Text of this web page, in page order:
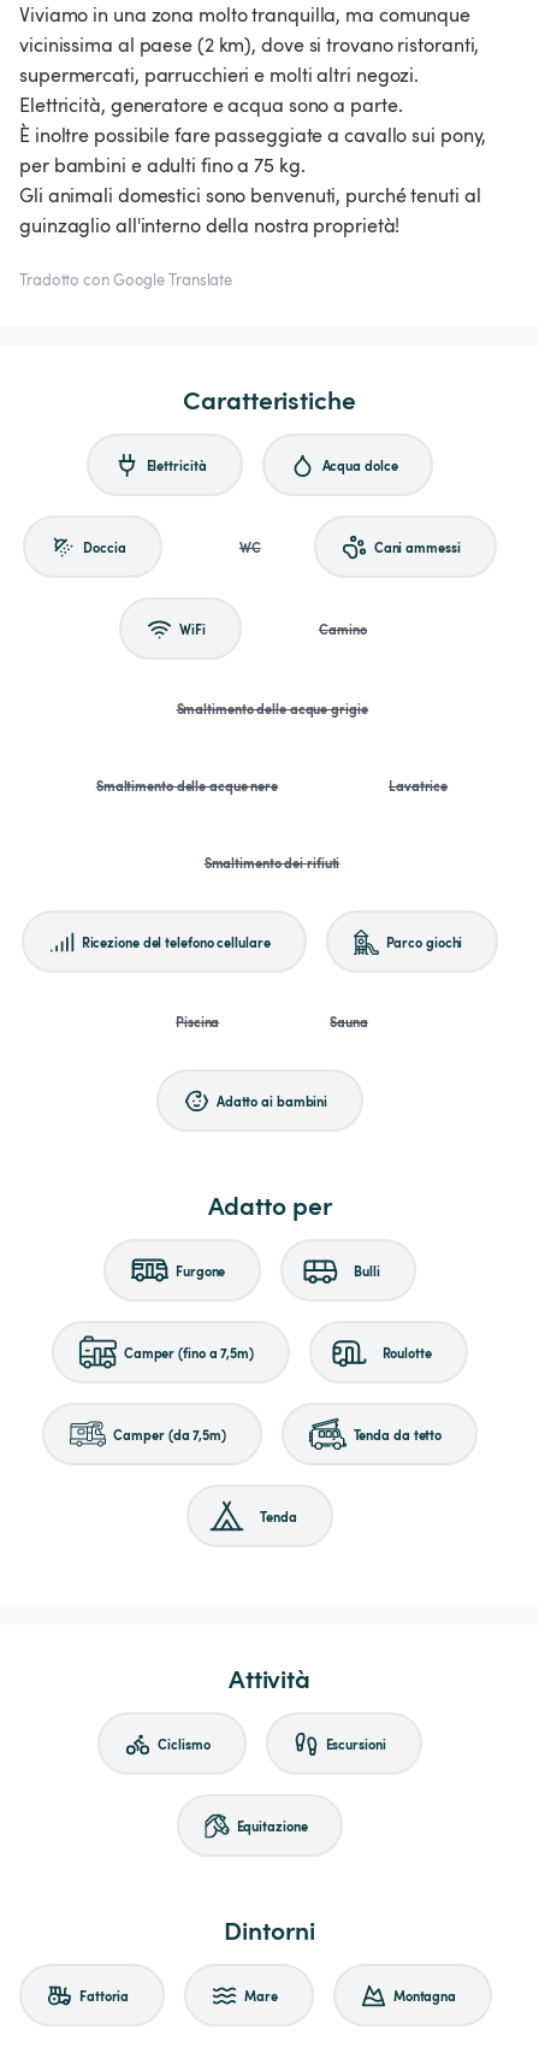
Viviamo in una zona molto tranquilla, ma comunque
vicinissima al paese (2 km), dove si trovano ristoranti,
supermercati, parrucchieri e molti altri negozi.
Elettricità, generatore e acqua sono a parte.
È inoltre possibile fare passeggiate a cavallo sui pony,
per bambini e adulti fino a 75 kg.
Gli animali domestici sono benvenuti, purché tenuti al
guinzaglio all'interno della nostra proprietà!
Tradotto con Google Translate
Caratteristiche
Elettricità Acqua dolce
Doccia WC Cani ammessi
WiFi Camino
Smaltimento delle acque grigie
Smaltimento delle acque nere Lavatrice
Smaltimento dei rifiuti
Ricezione del telefono cellulare Parco giochi
Piscina Sauna
Adatto ai bambini
Adatto per
Furgone Bulli
Camper (fino a 7,5m) Roulotte
Camper (da 7,5m) Tenda da tetto
Tenda
Attività
Ciclismo Escursioni
Equitazione
Dintorni
Fattoria Mare Montagna